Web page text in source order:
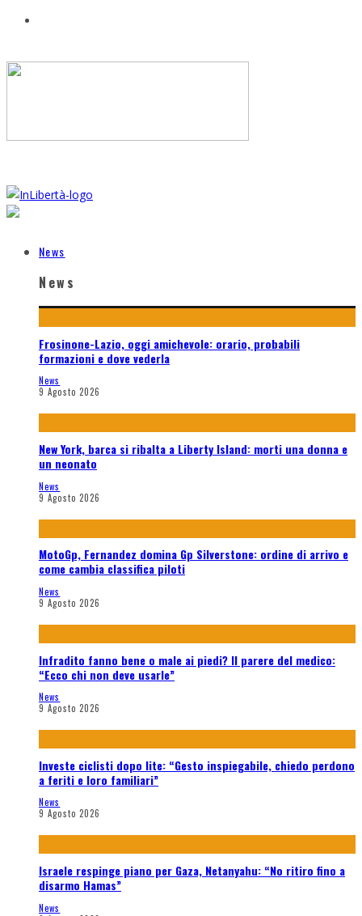
News
News
Frosinone-Lazio, oggi amichevole: orario, probabili
formazioni e dove vederla
News
9 Agosto 2026
New York, barca si ribalta a Liberty Island: morti una donna e
un neonato
News
9 Agosto 2026
MotoGp, Fernandez domina Gp Silverstone: ordine di arrivo e
come cambia classifica piloti
News
9 Agosto 2026
Infradito fanno bene o male ai piedi? Il parere del medico:
“Ecco chi non deve usarle”
News
9 Agosto 2026
Investe ciclisti dopo lite: “Gesto inspiegabile, chiedo perdono
a feriti e loro familiari”
News
9 Agosto 2026
Israele respinge piano per Gaza, Netanyahu: “No ritiro fino a
disarmo Hamas”
News